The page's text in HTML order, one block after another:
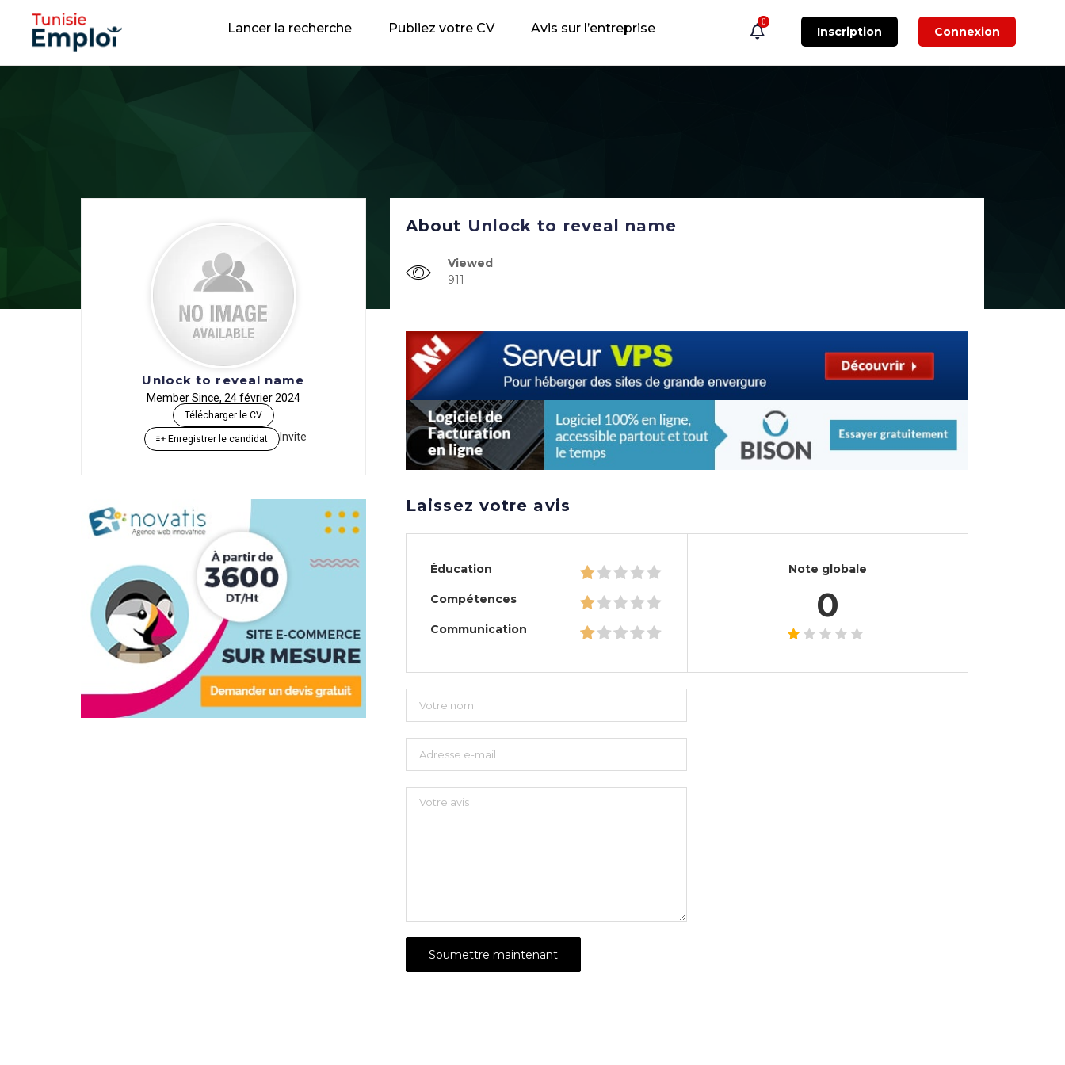
Lancer la recherche Publiez votre CV Avis sur l’entreprise 0
Inscription Connexion
Unlock to reveal name
Member Since, 24 février 2024
Télécharger le CV
Enregistrer le candidat Invite
About Unlock to reveal name
Viewed
911
Laissez votre avis
Éducation
Compétences
Communication
Note globale
0